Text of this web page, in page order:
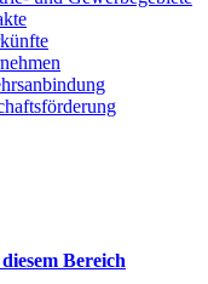
Bereich